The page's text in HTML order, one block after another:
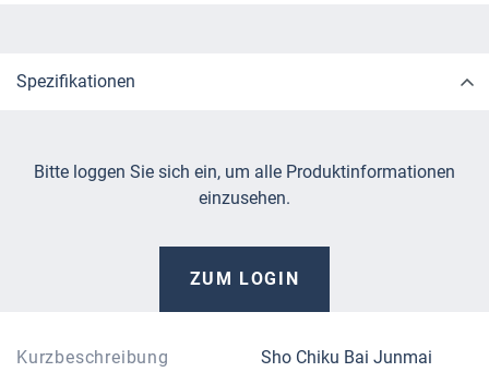
Spezifikationen
Bitte loggen Sie sich ein, um alle Produktinformationen
einzusehen.
ZUM LOGIN
Kurzbeschreibung
Sho Chiku Bai Junmai